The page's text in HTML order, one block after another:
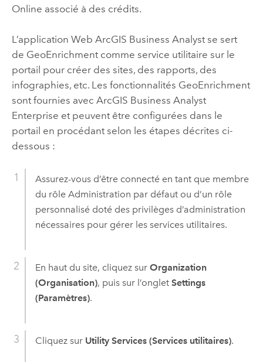
Online associé à des crédits.
L’application Web ArcGIS Business Analystse sert
de GeoEnrichmentcomme service utilitaire sur le
portail pour créer des sites, des rapports, des
infographies, etc. Les fonctionnalités GeoEnrichment
sont fournies avec ArcGIS Business Analyst
Enterprise et peuvent être configurées dans le
portail en procédant selon les étapes décrites ci-
dessous :
Assurez-vous d’être connecté en tant que membre
du rôle Administration par défaut ou d’un rôle
personnalisé doté des privilèges d’administration
nécessaires pour gérer les services utilitaires.
En haut du site, cliquez sur Organization
(Organisation), puis sur l’onglet Settings
(Paramètres).
Cliquez sur Utility Services (Services utilitaires).